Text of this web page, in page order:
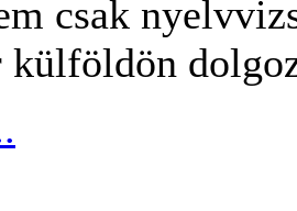
csak
külföldön